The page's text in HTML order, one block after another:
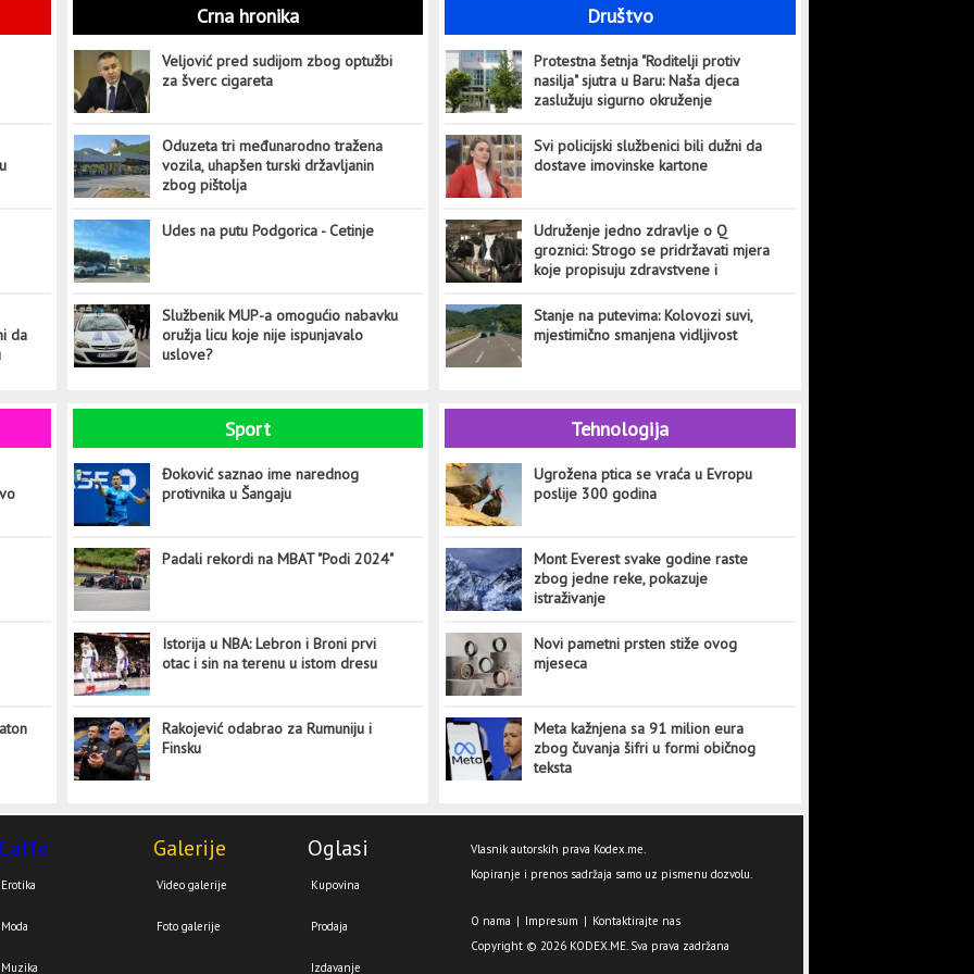
da
Crna hronika
Veljović pred sudijom zbog optužbi
za šverc cigareta
Oduzeta tri međunarodno tražena
vozila, uhapšen turski državljanin
zbog pištolja
Udes na putu Podgorica - Cetinje
Službenik MUP-a omogućio nabavku
oružja licu koje nije ispunjavalo
uslove?
Društvo
Protestna šetnja "Roditelji protiv
nasilja" sjutra u Baru: Naša djeca
zaslužuju sigurno okruženje
Svi policijski službenici bili dužni da
dostave imovinske kartone
Udruženje jedno zdravlje o Q
groznici: Strogo se pridržavati mjera
koje propisuju zdravstvene i
Stanje na putevima: Kolovozi suvi,
mjestimično smanjena vidljivost
Sport
Đoković saznao ime narednog
protivnika u Šangaju
Padali rekordi na MBAT "Podi 2024"
Istorija u NBA: Lebron i Broni prvi
otac i sin na terenu u istom dresu
Rakojević odabrao za Rumuniju i
Finsku
Tehnologija
Ugrožena ptica se vraća u Evropu
poslije 300 godina
Mont Everest svake godine raste
zbog jedne reke, pokazuje
istraživanje
Novi pametni prsten stiže ovog
mjeseca
Meta kažnjena sa 91 milion eura
zbog čuvanja šifri u formi običnog
teksta
Erotika
Moda
Muzika
Galerije
Video galerije
Foto galerije
Oglasi
Kupovina
Prodaja
Izdavanje
Vlasnik autorskih prava Kodex.me.
Kopiranje i prenos sadržaja samo uz pismenu dozvolu.
O nama | Impresum | Kontaktirajte nas
Copyright © 2026 KODEX.ME. Sva prava zadržana